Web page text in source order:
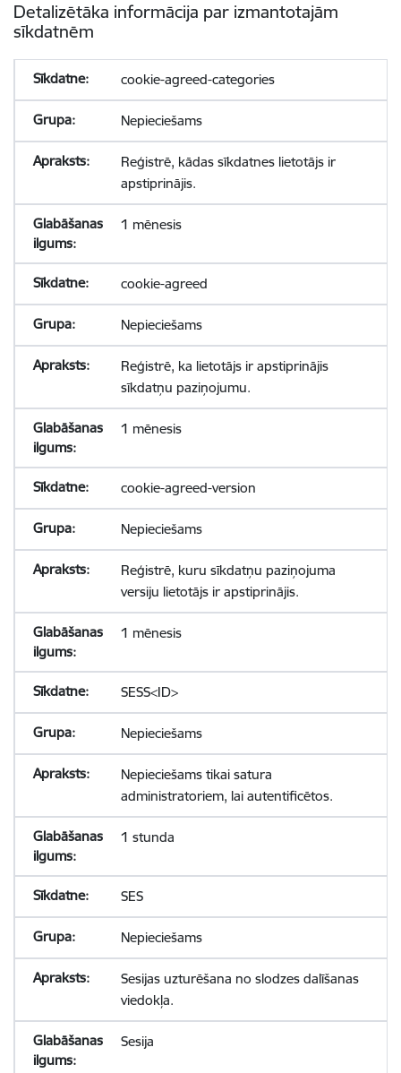
Detalizētāka informācija par izmantotajām
sīkdatnēm
cookie-agreed-categories
Nepieciešams
Reģistrē, kādas sīkdatnes lietotājs ir
apstiprinājis.
1 mēnesis
cookie-agreed
Nepieciešams
Reģistrē, ka lietotājs ir apstiprinājis
sīkdatņu paziņojumu.
1 mēnesis
cookie-agreed-version
Nepieciešams
Reģistrē, kuru sīkdatņu paziņojuma
versiju lietotājs ir apstiprinājis.
1 mēnesis
SESS<ID>
Nepieciešams
Nepieciešams tikai satura
administratoriem, lai autentificētos.
1 stunda
SES
Nepieciešams
Sesijas uzturēšana no slodzes dalīšanas
viedokļa.
Sesija